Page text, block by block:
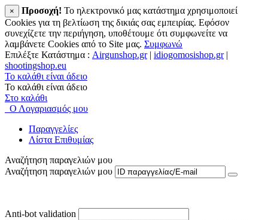
× Προσοχή! To ηλεκτρονικό μας κατάστημα χρησιμοποιεί
Cookies για τη βελτίωση της δικιάς σας εμπειρίας. Εφόσον
συνεχίζετε την περιήγηση, υποθέτουμε ότι συμφωνείτε να
λαμβάνετε Cookies από το Site μας. Συμφωνώ
Επιλέξτε Κατάστημα : Airgunshop.gr| idiogomosishop.gr|
shootingshop.eu
Το καλάθι είναι άδειο
Το καλάθι είναι άδειο
Στο καλάθι
Ο Λογαριασμός μου
Παραγγελίες
Λίστα Επιθυμίας
Αναζήτηση παραγελιών μου
Αναζήτηση παραγελιών μου
Anti-bot validation